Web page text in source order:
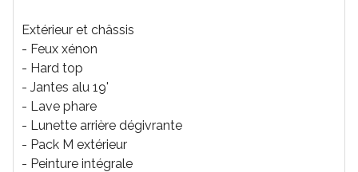
Extérieur et châssis
- Feux xénon
- Hard top
- Jantes alu 19'
- Lave phare
- Lunette arrière dégivrante
- Pack M extérieur
- Peinture intégrale